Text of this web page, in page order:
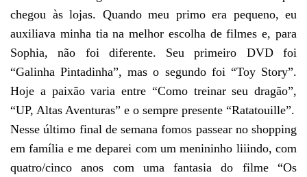
chegou às lojas. Quando meu primo era pequeno, eu
auxiliava minha tia na melhor escolha de filmes e, para
Sophia, não foi diferente. Seu primeiro DVD foi
“Galinha Pintadinha”, mas o segundo foi “Toy Story”.
Hoje a paixão varia entre “Como treinar seu dragão”,
“UP, Altas Aventuras” e o sempre presente “Ratatouille”.
Nesse último final de semana fomos passear no shopping
em família e me deparei com um menininho liiindo, com
quatro/cinco anos com uma fantasia do filme “Os